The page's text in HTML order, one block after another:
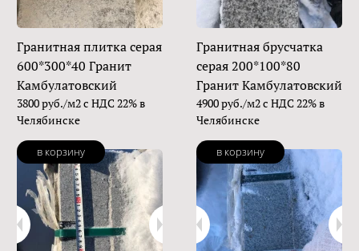
Гранитная плитка серая
600*300*40 Гранит
Камбулатовский
3800 руб./м2 с НДС 22% в
Челябинске
в корзину
Гранитная брусчатка
серая 200*100*80
Гранит Камбулатовский
4900 руб./м2 с НДС 22% в
Челябинске
в корзину